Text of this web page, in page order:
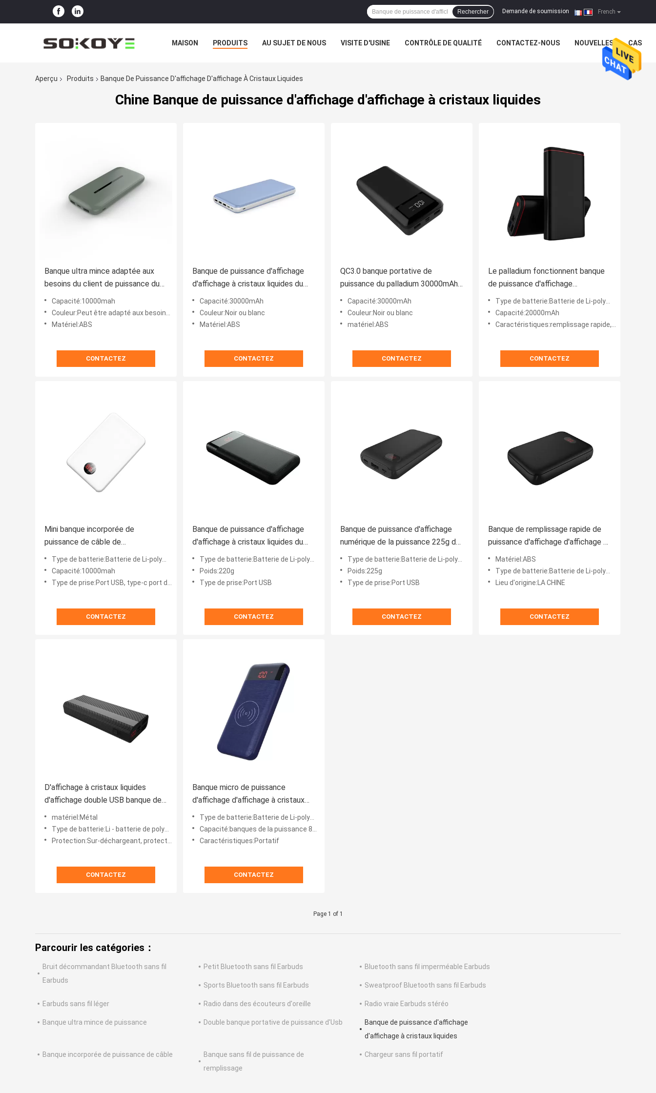
French
Demande de soumission |
Rechercher
MAISON PRODUITS AU SUJET DE NOUS VISITE D'USINE CONTRÔLE DE QUALITÉ CONTACTEZ-NOUS NOUVELLES CAS
Aperçu Produits Banque De Puissance D'affichage D'affichage À Cristaux Liquides
Chine Banque de puissance d'affichage d'affichage à cristaux liquides
Banque ultra mince adaptée aux
besoins du client de puissance du
logo 250g 15mm
Capacité:10000mah
Couleur:Peut être adapté aux besoins du client
Matériel:ABS
CONTACTEZ
Banque de puissance d'affichage
d'affichage à cristaux liquides du
contrôle intelligent 30000mAh
32mm
Capacité:30000mAh
Couleur:Noir ou blanc
Matériel:ABS
CONTACTEZ
QC3.0 banque portative de
puissance du palladium 30000mAh
double USB
Capacité:30000mAh
Couleur:Noir ou blanc
matériel:ABS
CONTACTEZ
Le palladium fonctionnent banque
de puissance d'affichage
d'affichage à cristaux liquides de
20000mAh 25mm
Type de batterie:Batterie de Li-polymère
Capacité:20000mAh
Caractéristiques:remplissage rapide, affichage de pâte lisse de LED
CONTACTEZ
Mini banque incorporée de
puissance de câble de
10000mAh 22.3mm
Type de batterie:Batterie de Li-polymère
Capacité:10000mah
Type de prise:Port USB, type-c port d'USB-A
CONTACTEZ
Banque de puissance d'affichage
d'affichage à cristaux liquides du
port USB 69mm pour le téléphone
portable
Type de batterie:Batterie de Li-polymère
Poids:220g
Type de prise:Port USB
CONTACTEZ
Banque de puissance d'affichage
numérique de la puissance 225g de
palladium d'affichage numérique
Type de batterie:Batterie de Li-polymère
Poids:225g
Type de prise:Port USB
CONTACTEZ
Banque de remplissage rapide de
puissance d'affichage d'affichage à
cristaux liquides de l'ABS 23mm
Matériel:ABS
Type de batterie:Batterie de Li-polymère
Lieu d'origine:LA CHINE
CONTACTEZ
D'affichage à cristaux liquides
d'affichage double USB banque de
puissance en métal 121mm
matériel:Métal
Type de batterie:Li - batterie de polymère
Protection:Sur-déchargeant, protection de court-circuit, surchargeant
CONTACTEZ
Banque micro de puissance
d'affichage d'affichage à cristaux
liquides d'USB 8000mAh 134mm
Type de batterie:Batterie de Li-polymère
Capacité:banques de la puissance 8000mah
Caractéristiques:Portatif
CONTACTEZ
Page 1 of 1
Parcourir les catégories：
Bruit décommandant Bluetooth sans fil
Earbuds
Petit Bluetooth sans fil Earbuds Bluetooth sans fil imperméable Earbuds
Sports Bluetooth sans fil Earbuds Sweatproof Bluetooth sans fil Earbuds
Earbuds sans fil léger Radio dans des écouteurs d'oreille Radio vraie Earbuds stéréo
Banque ultra mince de puissance Double banque portative de puissance d'Usb
Banque de puissance d'affichage
d'affichage à cristaux liquides
Banque incorporée de puissance de câble
Banque sans fil de puissance de
remplissage
Chargeur sans fil portatif